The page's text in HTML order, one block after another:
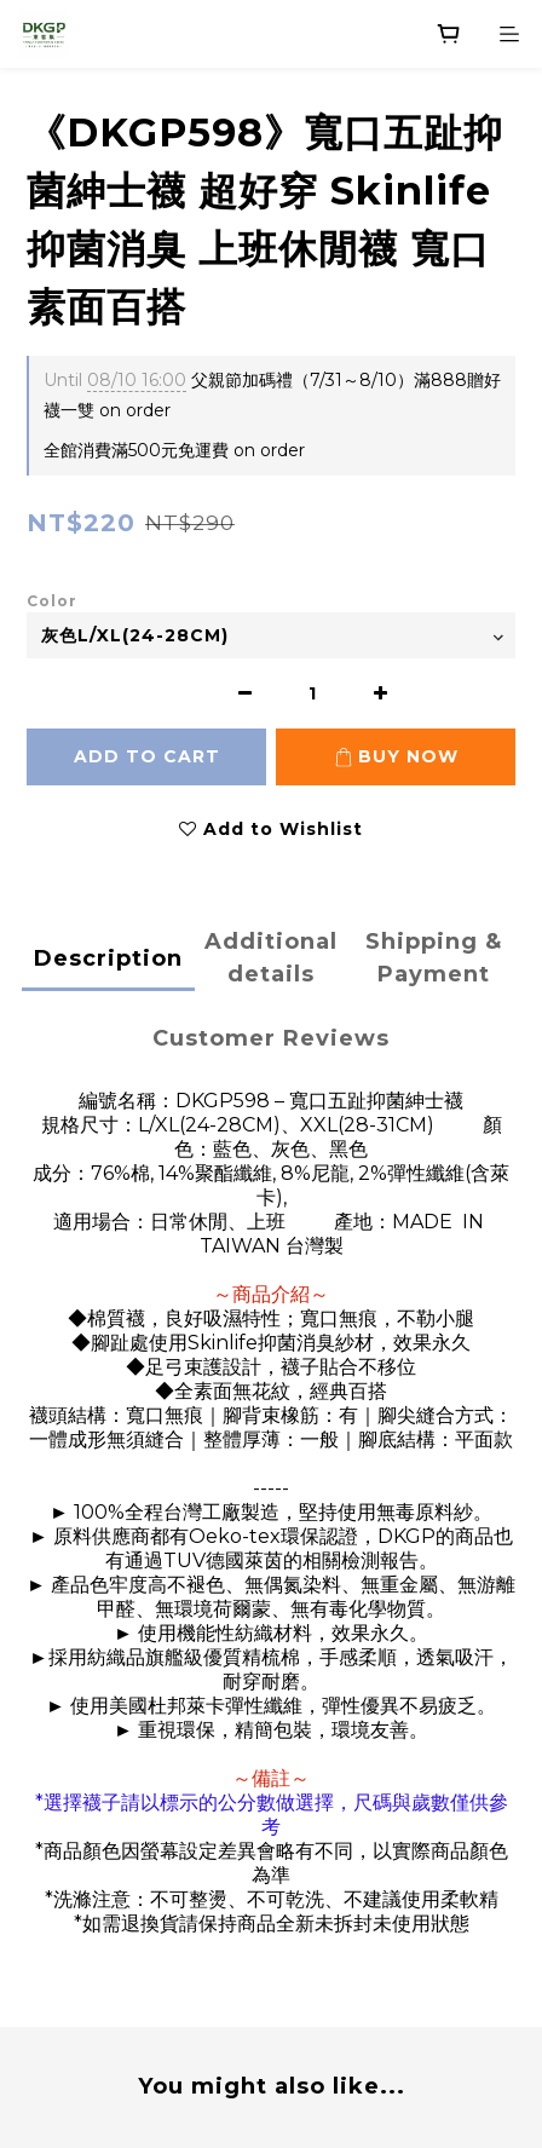
《DKGP598》寬口五趾抑
菌紳士襪 超好穿 Skinlife
抑菌消臭 上班休閒襪 寬口
素面百搭
Until 08/10 16:00 父親節加碼禮（7/31～8/10）滿888贈好
襪一雙 on order
全館消費滿500元免運費 on order
NT$220 NT$290
Color
ADD TO CART BUY NOW
Add to Wishlist
Description
Additional
details
Shipping &
Payment
Customer Reviews
編號名稱： DKGP598 – 寬口五趾抑菌紳士襪
規格尺寸： L/XL(24-28CM)、XXL(28-31CM)
顏
色：藍色、灰色、黑色
成分： 76%棉, 14%聚酯纖維, 8%尼龍, 2%彈性纖維(含萊
卡),
適用場合：日常休閒、上班 產地： MADE IN
TAIWAN 台灣製
～商品介紹～
◆棉質襪，良好吸濕特性；寬口無痕，不勒小腿
◆腳趾處使用Skinlife抑菌消臭紗材，效果永久
◆足弓束護設計，襪子貼合不移位
◆全素面無花紋，經典百搭
襪頭結構：寬口無痕｜腳背束橡筋：有｜腳尖縫合方式：
一體成形無須縫合｜整體厚薄：一般｜腳底結構：平面款
-----
► 100%全程台灣工廠製造，堅持使用無毒原料紗。
► 原料供應商都有Oeko-tex環保認證， DKGP的商品也
有通過TUV德國萊茵的相關檢測報告。
► 產品色牢度高不褪色、無偶氮染料、無重金屬、無游離
甲醛、無環境荷爾蒙、無有毒化學物質。
► 使用機能性紡織材料，效果永久。
►採用紡織品旗艦級優質精梳棉，手感柔順，透氣吸汗，
耐穿耐磨。
► 使用美國杜邦萊卡彈性纖維，彈性優異不易疲乏。
► 重視環保，精簡包裝，環境友善。
～備註～
*選擇襪子請以標示的公分數做選擇，尺碼與歲數僅供參
考
*商品顏色因螢幕設定差異會略有不同，以實際商品顏色
為準
*洗滌注意：不可整燙、不可乾洗、不建議使用柔軟精
*如需退換貨請保持商品全新未拆封未使用狀態
You might also like...